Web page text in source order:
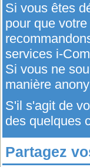
Si vous êtes
pour que
services i-
Si vous ne
manière
S'il s'agit de
des quelques
Partagez